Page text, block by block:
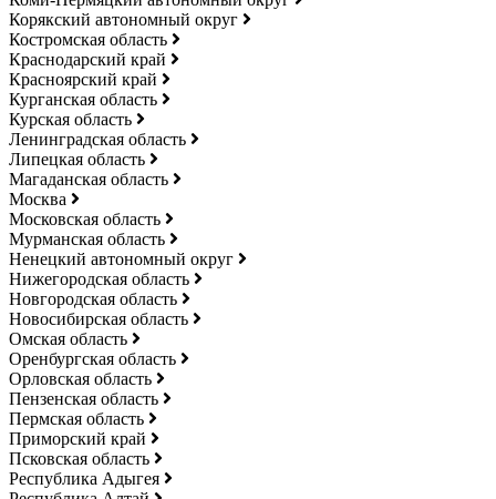
Корякский автономный округ
Костромская область
Краснодарский край
Красноярский край
Курганская область
Курская область
Ленинградская область
Липецкая область
Магаданская область
Москва
Московская область
Мурманская область
Ненецкий автономный округ
Нижегородская область
Новгородская область
Новосибирская область
Омская область
Оренбургская область
Орловская область
Пензенская область
Пермская область
Приморский край
Псковская область
Республика Адыгея